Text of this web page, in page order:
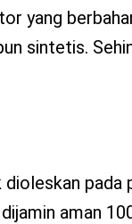
yang
sintetis.
pada
aman